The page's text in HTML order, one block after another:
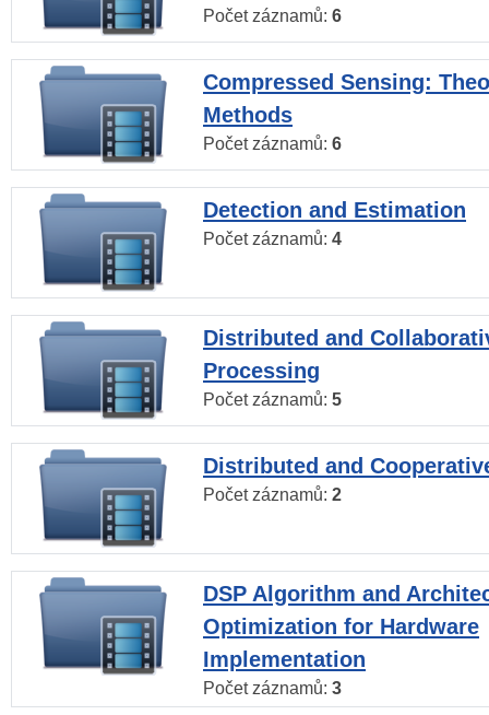
Počet záznamů: 6
Compressed Sensing:
Methods
Počet záznamů: 6
Detection and Estimation
Počet záznamů: 4
Distributed and
Processing
Počet záznamů: 5
Distributed and
Počet záznamů: 2
DSP Algorithm and
Optimization for Hardware
Implementation
Počet záznamů: 3